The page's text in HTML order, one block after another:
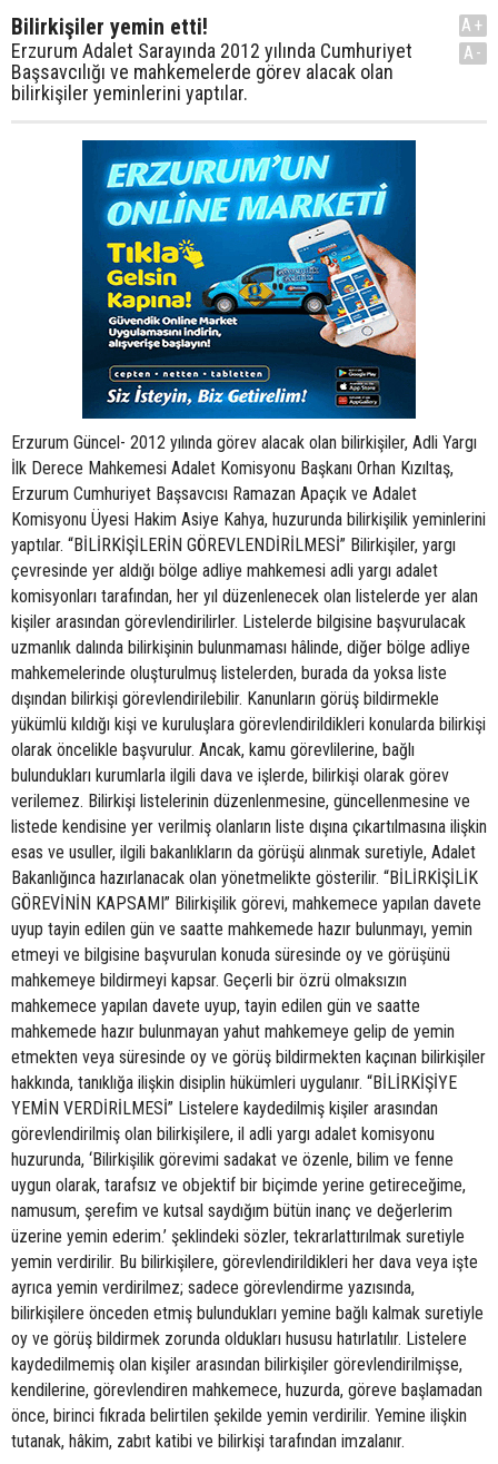
Bilirkişiler yemin etti!
Erzurum Adalet Sarayında 2012 yılında Cumhuriyet
Başsavcılığı ve mahkemelerde görev alacak olan
bilirkişiler yeminlerini yaptılar.
A+
A-
Erzurum Güncel- 2012 yılında görev alacak olan bilirkişiler, Adli Yargı
İlk Derece Mahkemesi Adalet Komisyonu Başkanı Orhan Kızıltaş,
Erzurum Cumhuriyet Başsavcısı Ramazan Apaçık ve Adalet
Komisyonu Üyesi Hakim Asiye Kahya, huzurunda bilirkişilik yeminlerini
yaptılar. “BİLİRKİŞİLERİN GÖREVLENDİRİLMESİ” Bilirkişiler, yargı
çevresinde yer aldığı bölge adliye mahkemesi adli yargı adalet
komisyonları tarafından, her yıl düzenlenecek olan listelerde yer alan
kişiler arasından görevlendirilirler. Listelerde bilgisine başvurulacak
uzmanlık dalında bilirkişinin bulunmaması hâlinde, diğer bölge adliye
mahkemelerinde oluşturulmuş listelerden, burada da yoksa liste
dışından bilirkişi görevlendirilebilir. Kanunların görüş bildirmekle
yükümlü kıldığı kişi ve kuruluşlara görevlendirildikleri konularda bilirkişi
olarak öncelikle başvurulur. Ancak, kamu görevlilerine, bağlı
bulundukları kurumlarla ilgili dava ve işlerde, bilirkişi olarak görev
verilemez. Bilirkişi listelerinin düzenlenmesine, güncellenmesine ve
listede kendisine yer verilmiş olanların liste dışına çıkartılmasına ilişkin
esas ve usuller, ilgili bakanlıkların da görüşü alınmak suretiyle, Adalet
Bakanlığınca hazırlanacak olan yönetmelikte gösterilir. “BİLİRKİŞİLİK
GÖREVİNİN KAPSAMI” Bilirkişilik görevi, mahkemece yapılan davete
uyup tayin edilen gün ve saatte mahkemede hazır bulunmayı, yemin
etmeyi ve bilgisine başvurulan konuda süresinde oy ve görüşünü
mahkemeye bildirmeyi kapsar. Geçerli bir özrü olmaksızın
mahkemece yapılan davete uyup, tayin edilen gün ve saatte
mahkemede hazır bulunmayan yahut mahkemeye gelip de yemin
etmekten veya süresinde oy ve görüş bildirmekten kaçınan bilirkişiler
hakkında, tanıklığa ilişkin disiplin hükümleri uygulanır. “BİLİRKİŞİYE
YEMİN VERDİRİLMESİ” Listelere kaydedilmiş kişiler arasından
görevlendirilmiş olan bilirkişilere, il adli yargı adalet komisyonu
huzurunda, ‘Bilirkişilik görevimi sadakat ve özenle, bilim ve fenne
uygun olarak, tarafsız ve objektif bir biçimde yerine getireceğime,
namusum, şerefim ve kutsal saydığım bütün inanç ve değerlerim
üzerine yemin ederim.’ şeklindeki sözler, tekrarlattırılmak suretiyle
yemin verdirilir. Bu bilirkişilere, görevlendirildikleri her dava veya işte
ayrıca yemin verdirilmez; sadece görevlendirme yazısında,
bilirkişilere önceden etmiş bulundukları yemine bağlı kalmak suretiyle
oy ve görüş bildirmek zorunda oldukları hususu hatırlatılır. Listelere
kaydedilmemiş olan kişiler arasından bilirkişiler görevlendirilmişse,
kendilerine, görevlendiren mahkemece, huzurda, göreve başlamadan
önce, birinci fıkrada belirtilen şekilde yemin verdirilir. Yemine ilişkin
tutanak, hâkim, zabıt katibi ve bilirkişi tarafından imzalanır.